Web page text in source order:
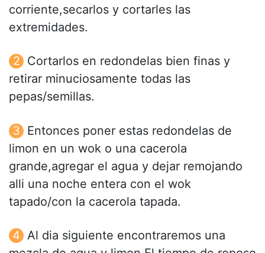
corriente,secarlos y cortarles las
extremidades.
Cortarlos en redondelas bien finas y
retirar minuciosamente todas las
pepas/semillas.
Entonces poner estas redondelas de
limon en un wok o una cacerola
grande,agregar el agua y dejar remojando
alli una noche entera con el wok
tapado/con la cacerola tapada.
Al dia siguiente encontraremos una